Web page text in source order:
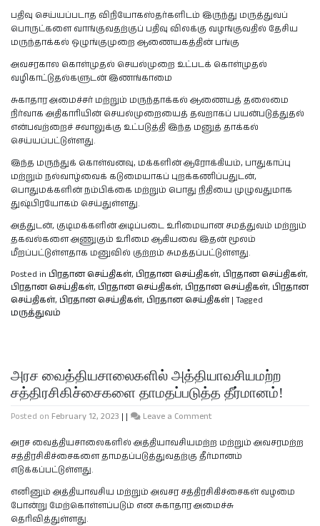
பதிவு செய்யப்படாத விநியோகஸ்தர்களிடம் இருந்து மருத்துவப்
பொருட்களை வாங்குவதற்குப் பதிவு விலக்கு வழங்குவதில் தேசிய
மருந்தாக்கல் ஒழுங்குமுறை ஆணையகத்தின் பங்கு
அவசரகால கொள்முதல் செயல்முறை உட்படக் கொள்முதல்
வழிகாட்டுதல்களுடன் இணங்காமை
சுகாதார அமைச்சர் மற்றும் மருந்தாக்கல் ஆணையத் தலைமை
நிர்வாக அதிகாரியின் செயல்முறையைத் தவறாகப் பயன்படுத்துதல்
என்பவற்றைச் சவாலுக்கு உட்படுத்தி இந்த மனுத் தாக்கல்
செய்யப்பட்டுள்ளது.
இந்த மருந்துக் கொள்வனவு, மக்களின் ஆரோக்கியம், பாதுகாப்பு
மற்றும் நல்வாழ்வைக் கடுமையாகப் புறக்கணிப்பதுடன்,
பொதுமக்களின் நம்பிக்கை மற்றும் பொது நிதியை முழுவதுமாக
துஷ்பிரயோகம் செய்துள்ளது.
அத்துடன், குடிமக்களின் அடிப்படை உரிமையான சமத்துவம் மற்றும்
தகவல்களை அணுகும் உரிமை ஆகியவை இதன் மூலம்
மீறப்பட்டுள்ளதாக மனுவில் குற்றம் சுமத்தப்பட்டுள்ளது.
Posted in பிரதான செய்திகள், பிரதான செய்திகள், பிரதான செய்திகள்,
பிரதான செய்திகள், பிரதான செய்திகள், பிரதான செய்திகள், பிரதான
செய்திகள், பிரதான செய்திகள், பிரதான செய்திகள்| Tagged
மருத்துவம்
அரச வைத்தியசாலைகளில் அத்தியாவசியமற்ற
சத்திரசிகிச்சைகளை தாமதப்படுத்த தீர்மானம்!
Posted on February 12, 2023 | | Leave a Comment
அரச வைத்தியசாலைகளில் அத்தியாவசியமற்ற மற்றும் அவசரமற்ற
சத்திரசிகிச்சைகளை தாமதப்படுத்துவதற்கு தீர்மானம்
எடுக்கப்பட்டுள்ளது.
எனினும் அத்தியாவசிய மற்றும் அவசர சத்திரசிகிச்சைகள் வழமை
போன்று மேற்கொள்ளப்படும் என சுகாதார அமைச்சு
தெரிவித்துள்ளது.